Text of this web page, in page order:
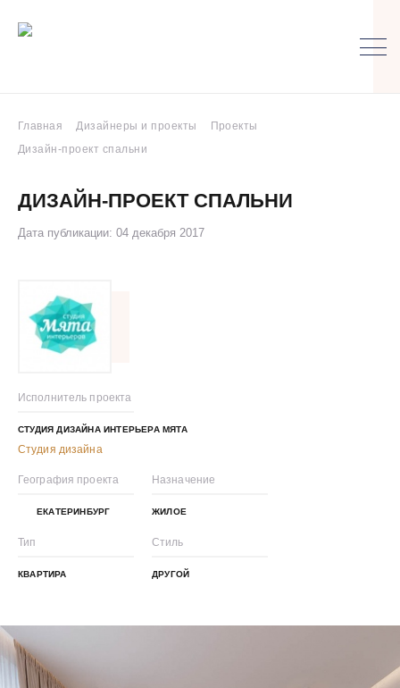
Главная Дизайнеры и проекты
Проекты
Дизайн-проект спальни
ДИЗАЙН-ПРОЕКТ СПАЛЬНИ
Дата публикации: 04 декабря 2017
Исполнитель проекта
СТУДИЯ ДИЗАЙНА ИНТЕРЬЕРА МЯТА
Студия дизайна
География проекта
ЕКАТЕРИНБУРГ
Назначение
ЖИЛОЕ
Тип
КВАРТИРА
Стиль
ДРУГОЙ